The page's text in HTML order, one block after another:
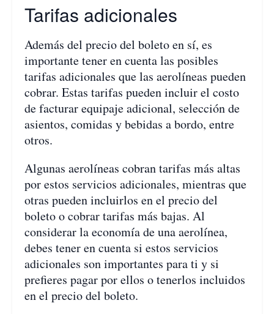
Tarifas adicionales
Además del precio del boleto en sí, es
importante tener en cuenta las posibles
tarifas adicionales que las aerolíneas pueden
cobrar. Estas tarifas pueden incluir el costo
de facturar equipaje adicional, selección de
asientos, comidas y bebidas a bordo, entre
otros.
Algunas aerolíneas cobran tarifas más altas
por estos servicios adicionales, mientras que
otras pueden incluirlos en el precio del
boleto o cobrar tarifas más bajas. Al
considerar la economía de una aerolínea,
debes tener en cuenta si estos servicios
adicionales son importantes para ti y si
prefieres pagar por ellos o tenerlos incluidos
en el precio del boleto.